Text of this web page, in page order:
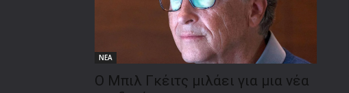
ΝΕΑ
Ο Μπιλ Γκέιτς μιλάει για μια νέα